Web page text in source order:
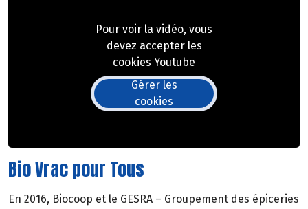
Pour voir la vidéo, vous
devez accepter les
cookies Youtube
Gérer les
cookies
Bio Vrac pour Tous
En 2016, Biocoop et le GESRA – Groupement des épiceries